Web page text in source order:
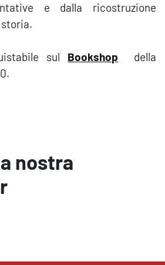
e dalla ricostruzione
sul Bookshop della
nostra